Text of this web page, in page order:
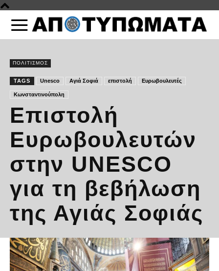
ΠΟΛΙΤΙΣΜΟΣ
TAGS Unesco Αγιά Σοφιά επιστολή Ευρωβουλευτές
Κωνσταντινούπολη
Επιστολή
Ευρωβουλευτών
στην UNESCO
για τη βεβήλωση
της Αγιάς Σοφιάς